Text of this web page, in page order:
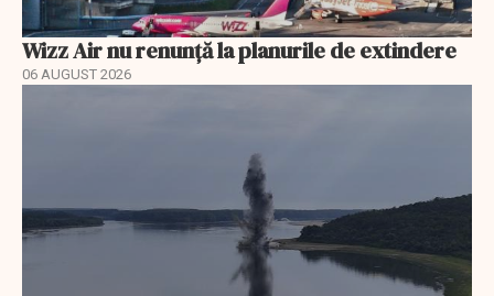
Wizz Air nu renunță la planurile de extindere
06 AUGUST 2026